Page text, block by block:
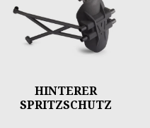
HINTERER
SPRITZSCHUTZ